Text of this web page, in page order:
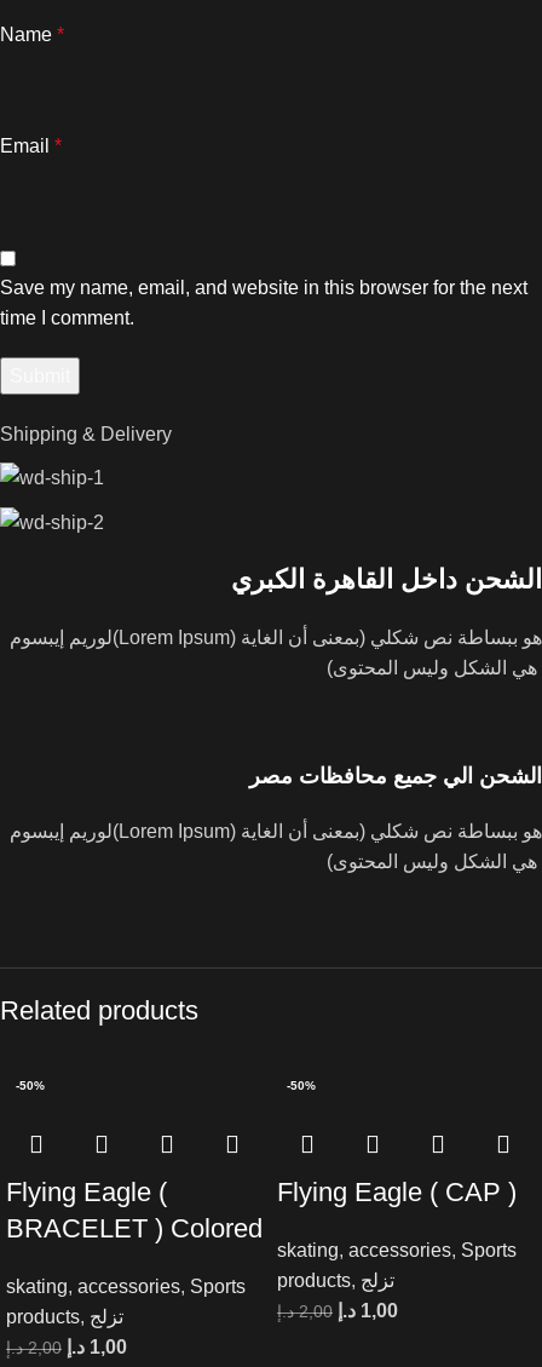
Name *
Email *
Save my name, email, and website in this browser for the next
time I comment.
Shipping & Delivery
الشحن داخل القاهرة الكبري
لوريم إيبسوم(Lorem Ipsum) هو ببساطة نص شكلي (بمعنى أن الغاية
الشحن الي جميع محافظات مصر
لوريم إيبسوم(Lorem Ipsum) هو ببساطة نص شكلي (بمعنى أن الغاية
Related products
-50%
Flying Eagle (
BRACELET ) Colored
skating, accessories, Sports
products, تزلج
2,00 د.إ 1,00 د.إ
-50%
Flying Eagle ( CAP )
skating, accessories, Sports
products, تزلج
2,00 د.إ 1,00 د.إ